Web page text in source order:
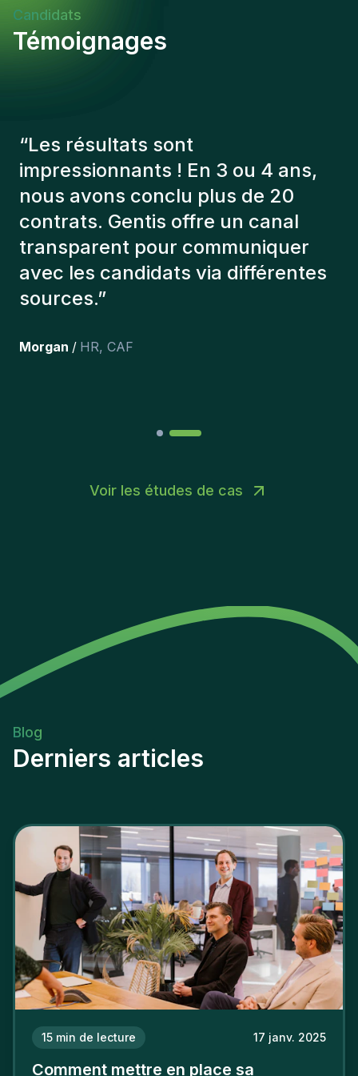
Candidats
Témoignages
“Les consultants Gentis ont
toujours tenu compte de plusieurs
éléments afin de nous présenter
les bons candidats. Les personnes
que l'on a recruté sont toujours là
et personnellement,je suis très
content des personnes qu’on a
Voir les études de cas
Blog
Derniers articles
15 min de lecture 17 janv. 2025
Comment mettre en place sa